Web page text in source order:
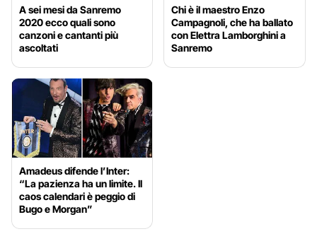
A sei mesi da Sanremo
2020 ecco quali sono
canzoni e cantanti più
ascoltati
Chi è il maestro Enzo
Campagnoli, che ha ballato
con Elettra Lamborghini a
Sanremo
Amadeus difende l’Inter:
“La pazienza ha un limite. Il
caos calendari è peggio di
Bugo e Morgan”